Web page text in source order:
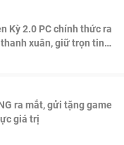
Kỳ 2.0 PC chính thức ra
xuân, giữ trọn tinh
ra mắt, gửi tặng game
giá trị